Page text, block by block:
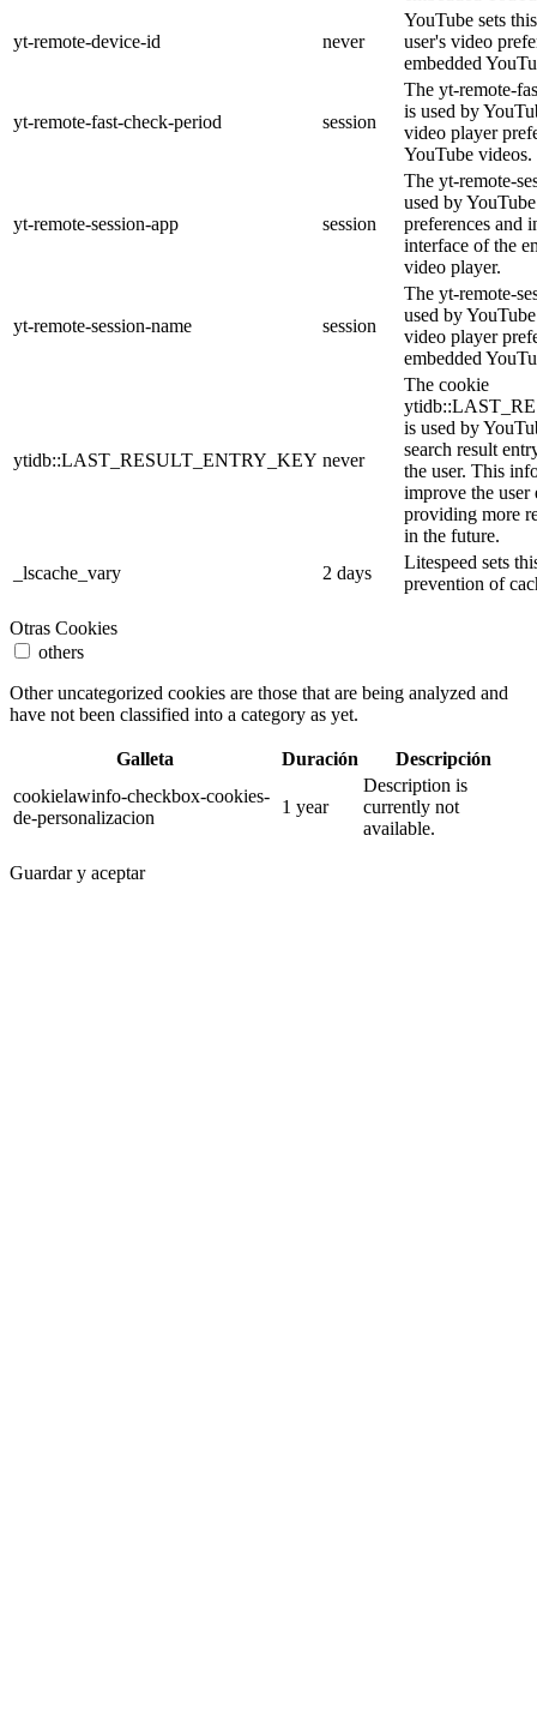
yt-remote-device-id never
YouTube sets
user's video
embedded
yt-remote-fast-check-period session
The yt-remote-
is used by
video player
YouTube videos.
yt-remote-session-app session
The yt-remote-
used by
preferences and
interface of the
video player.
yt-remote-session-name session
The yt-remote-
used by
video player
embedded
ytidb::LAST_RESULT_ENTRY_KEY never
The cookie
is used by
search result
the user. This
improve the user
providing more
in the future.
_lscache_vary
2 days
Litespeed sets
prevention of
Otras Cookies
others
Other uncategorized cookies are those that are being analyzed and
have not been classified into a category as yet.
Galleta Duración
Descripción
cookielawinfo-checkbox-cookies-
de-personalizacion
1 year
Description is
currently not
available.
Guardar y aceptar